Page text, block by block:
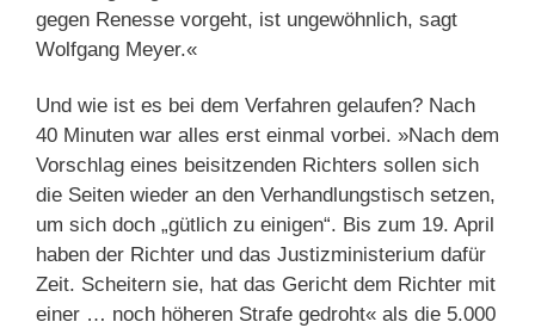
gegen Renesse vorgeht, ist ungewöhnlich, sagt
Wolfgang Meyer.«
Und wie ist es bei dem Verfahren gelaufen? Nach
40 Minuten war alles erst einmal vorbei. »Nach dem
Vorschlag eines beisitzenden Richters sollen sich
die Seiten wieder an den Verhandlungstisch setzen,
um sich doch „gütlich zu einigen“. Bis zum 19. April
haben der Richter und das Justizministerium dafür
Zeit. Scheitern sie, hat das Gericht dem Richter mit
einer … noch höheren Strafe gedroht« als die 5.000